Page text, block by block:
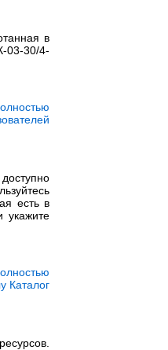
в
03-30/4-
есть в
укажите
Каталог